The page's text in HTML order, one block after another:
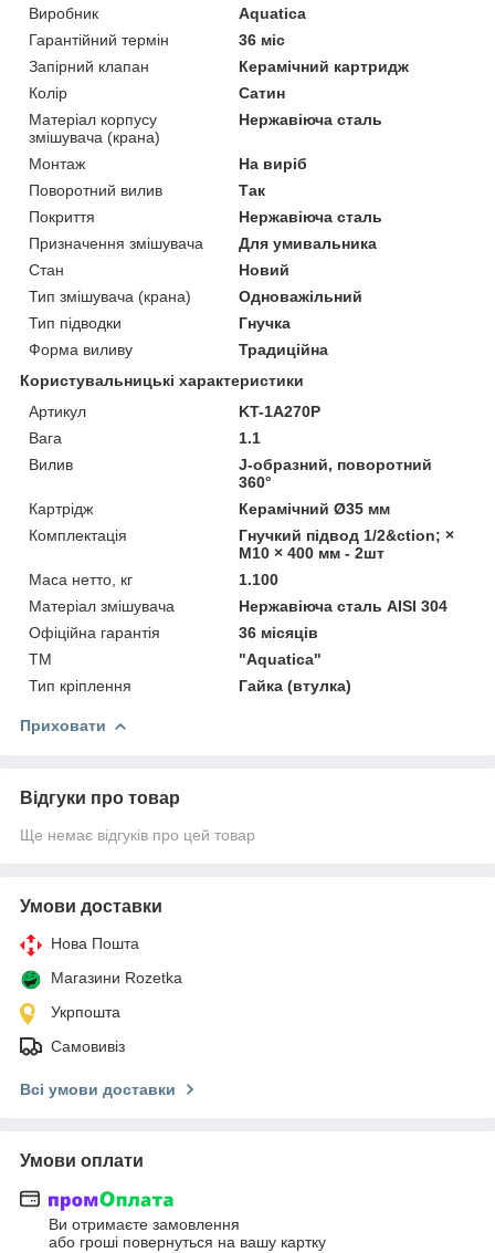
Виробник
Aquatica
Гарантійний термін
36 міс
Запірний клапан
Керамічний картридж
Колір
Сатин
Матеріал корпусу
змішувача (крана)
Нержавіюча сталь
Монтаж
На виріб
Поворотний вилив
Так
Покриття
Нержавіюча сталь
Призначення змішувача
Для умивальника
Стан
Новий
Тип змішувача (крана)
Одноважільний
Тип підводки
Гнучка
Форма виливу
Традиційна
Користувальницькі характеристики
Артикул
KT-1A270P
Вага
1.1
Вилив
J-образний, поворотний
360°
Картрідж
Керамічний Ø35 мм
Комплектація
Гнучкий підвод 1/2&ction; ×
M10 × 400 мм - 2шт
Маса нетто, кг
1.100
Матеріал змішувача
Нержавіюча сталь AISI 304
Офіційна гарантія
36 місяців
ТМ
"Aquatica"
Тип кріплення
Гайка (втулка)
Приховати
Відгуки про товар
Ще немає відгуків про цей товар
Умови доставки
Нова Пошта
Магазини Rozetka
Укрпошта
Самовивіз
Всі умови доставки
Умови оплати
Ви отримаєте замовлення
або гроші повернуться на вашу картку